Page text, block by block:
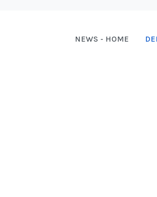
NEWS - HOME